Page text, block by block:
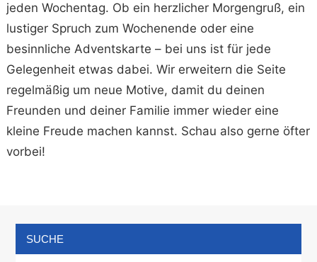
jeden Wochentag. Ob ein herzlicher Morgengruß, ein
lustiger Spruch zum Wochenende oder eine
besinnliche Adventskarte – bei uns ist für jede
Gelegenheit etwas dabei. Wir erweitern die Seite
regelmäßig um neue Motive, damit du deinen
Freunden und deiner Familie immer wieder eine
kleine Freude machen kannst. Schau also gerne öfter
vorbei!
SUCHE